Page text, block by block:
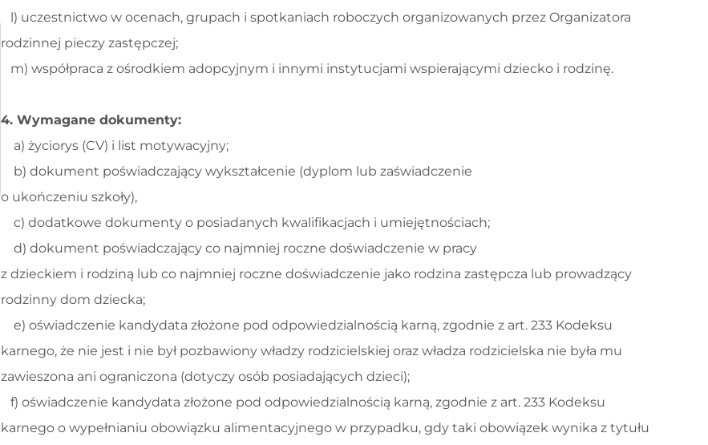
l) uczestnictwo w ocenach, grupach i spotkaniach roboczych organizowanych przez Organizatora
rodzinnej pieczy zastępczej;
m) współpraca z ośrodkiem adopcyjnym i innymi instytucjami wspierającymi dziecko i rodzinę.
4. Wymagane dokumenty:
a) życiorys (CV) i list motywacyjny;
b) dokument poświadczający wykształcenie (dyplom lub zaświadczenie
o ukończeniu szkoły),
c) dodatkowe dokumenty o posiadanych kwalifikacjach i umiejętnościach;
d) dokument poświadczający co najmniej roczne doświadczenie w pracy
z dzieckiem i rodziną lub co najmniej roczne doświadczenie jako rodzina zastępcza lub prowadzący
rodzinny dom dziecka;
e) oświadczenie kandydata złożone pod odpowiedzialnością karną, zgodnie z art. 233 Kodeksu
karnego, że nie jest i nie był pozbawiony władzy rodzicielskiej oraz władza rodzicielska nie była mu
zawieszona ani ograniczona (dotyczy osób posiadających dzieci);
f) oświadczenie kandydata złożone pod odpowiedzialnością karną, zgodnie z art. 233 Kodeksu
karnego o wypełnianiu obowiązku alimentacyjnego w przypadku, gdy taki obowiązek wynika z tytułu